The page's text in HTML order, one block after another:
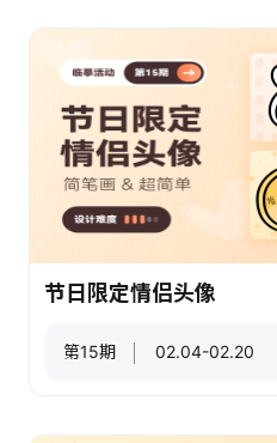
节日限定情侣头像
第15期 02.04-02.20